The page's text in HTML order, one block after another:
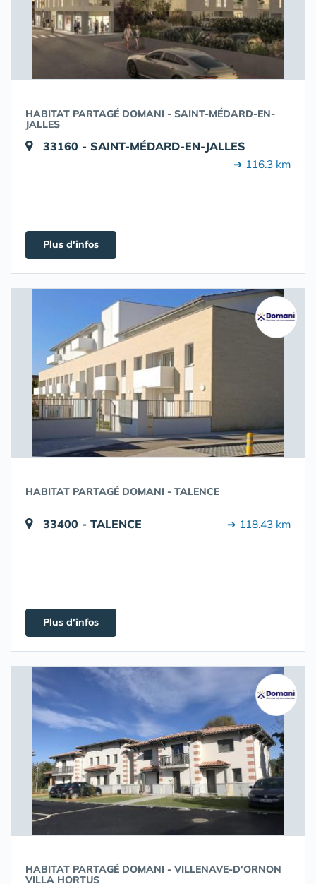
HABITAT PARTAGÉ DOMANI - SAINT-MÉDARD-EN-
JALLES
33160 - SAINT-MÉDARD-EN-JALLES
➔ 116.3 km
Plus d'infos
HABITAT PARTAGÉ DOMANI - TALENCE
33400 - TALENCE ➔ 118.43 km
Plus d'infos
HABITAT PARTAGÉ DOMANI - VILLENAVE-D'ORNON
VILLA HORTUS